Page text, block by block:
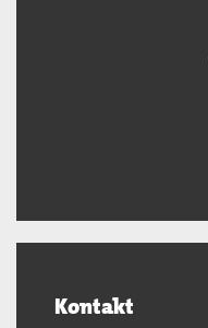
Kontakt